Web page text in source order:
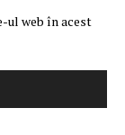
ul web în acest